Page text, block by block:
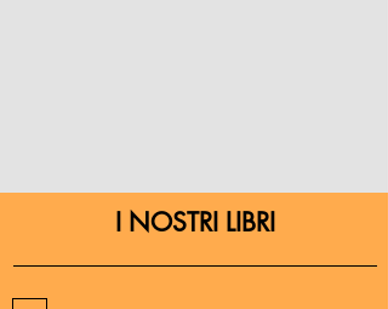
I NOSTRI LIBRI